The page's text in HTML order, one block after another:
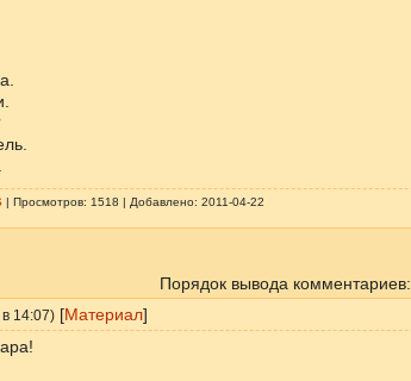
| Просмотров: 1518 | Добавлено: 2011-04-22
Порядок вывода комментариев:
, в 14:07)[Материал]